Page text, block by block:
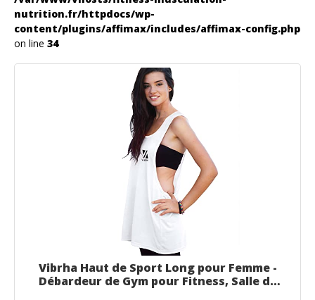
nutrition.fr/httpdocs/wp-
content/plugins/affimax/includes/affimax-config.php
on line 34
Vibrha Haut de Sport Long pour Femme -
Débardeur de Gym pour Fitness, Salle de